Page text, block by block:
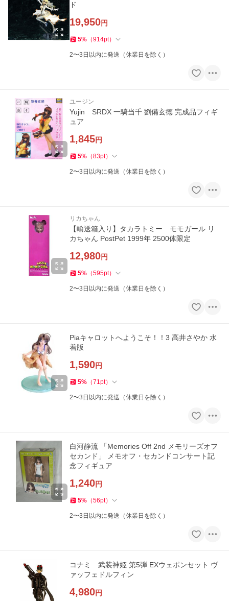
ド
19,950円
5% （914pt）
2〜3日以内に発送（休業日を除く）
ユージン
Yujin SRDX 一騎当千 劉備玄徳 完成品フィギ
ュア
1,845円
5% （83pt）
2〜3日以内に発送（休業日を除く）
リカちゃん
【輸送箱入り】タカラトミー モモガール リ
カちゃん PostPet 1999年 2500体限定
12,980円
5% （595pt）
2〜3日以内に発送（休業日を除く）
Piaキャロットへようこそ！！3 高井さやか 水
着版
1,590円
5% （71pt）
2〜3日以内に発送（休業日を除く）
白河静流 「Memories Off 2nd メモリーズオフ
セカンド」 メモオフ・セカンドコンサート記
念フィギュア
1,240円
5% （56pt）
2〜3日以内に発送（休業日を除く）
コナミ 武装神姫 第5弾 EXウェポンセット ヴ
ァッフェドルフィン
4,980円